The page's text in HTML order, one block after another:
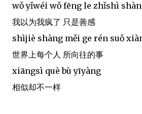
wǒ yǐwéi wǒ fēng le zhǐshì
我以为我疯了 只是善感
shìjiè shàng měi ge rén suǒ
世界上每个人 所向往的事
xiāngsì què bù yīyàng
相似却不一样